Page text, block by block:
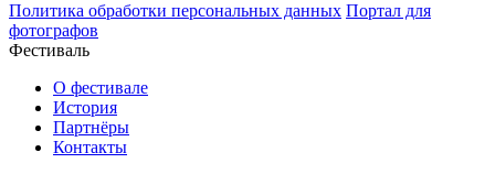
Политика обработки персональных данных Портал для
фотографов
Фестиваль
О фестивале
История
Партнёры
Контакты